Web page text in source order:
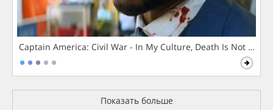
Captain America: Civil War - In My Culture, Death Is Not The
Показать больше